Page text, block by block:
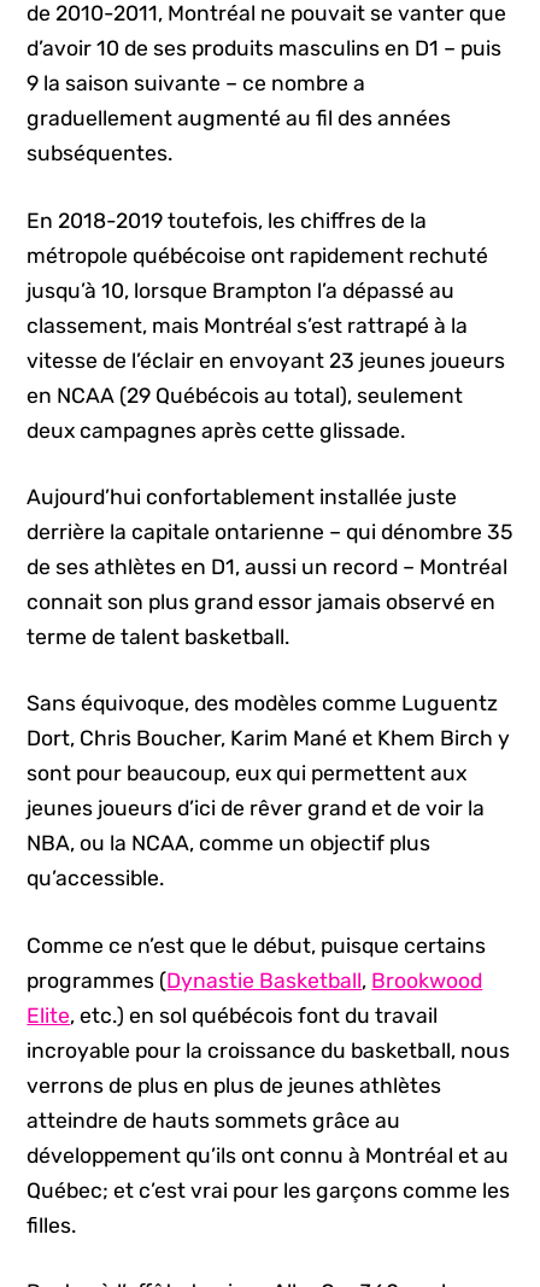
de 2010-2011, Montréal ne pouvait se vanter que
d’avoir 10 de ses produits masculins en D1 – puis
9 la saison suivante – ce nombre a
graduellement augmenté au fil des années
subséquentes.
En 2018-2019 toutefois, les chiffres de la
métropole québécoise ont rapidement rechuté
jusqu’à 10, lorsque Brampton l’a dépassé au
classement, mais Montréal s’est rattrapé à la
vitesse de l’éclair en envoyant 23 jeunes joueurs
en NCAA (29 Québécois au total), seulement
deux campagnes après cette glissade.
Aujourd’hui confortablement installée juste
derrière la capitale ontarienne – qui dénombre 35
de ses athlètes en D1, aussi un record – Montréal
connait son plus grand essor jamais observé en
terme de talent basketball.
Sans équivoque, des modèles comme Luguentz
Dort, Chris Boucher, Karim Mané et Khem Birch y
sont pour beaucoup, eux qui permettent aux
jeunes joueurs d’ici de rêver grand et de voir la
NBA, ou la NCAA, comme un objectif plus
qu’accessible.
Comme ce n’est que le début, puisque certains
programmes (Dynastie Basketball, Brookwood
Elite, etc.) en sol québécois font du travail
incroyable pour la croissance du basketball, nous
verrons de plus en plus de jeunes athlètes
atteindre de hauts sommets grâce au
développement qu’ils ont connu à Montréal et au
Québec; et c’est vrai pour les garçons comme les
filles.